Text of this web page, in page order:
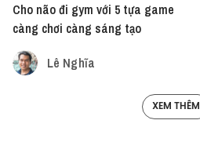
Cho não đi gym với 5 tựa game
càng chơi càng sáng tạo
Lê Nghĩa
XEM THÊM